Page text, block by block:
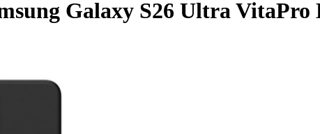
Galaxy S26 Ultra